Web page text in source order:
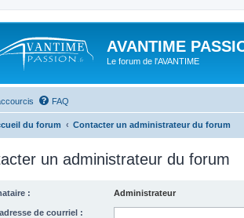
AVANTIME
Le forum de l'AVANTIME
FAQ
du forum Contacter un administrateur du forum
un administrateur du forum
: Administrateur
de courriel :